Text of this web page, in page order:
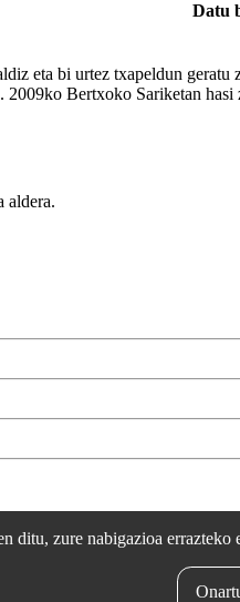
Datu
eta bi urtez txapeldun
Bertxoko Sariketan
aldera.
bildua] bertsozale.eus /Lege
ditu, zure nabigazioa